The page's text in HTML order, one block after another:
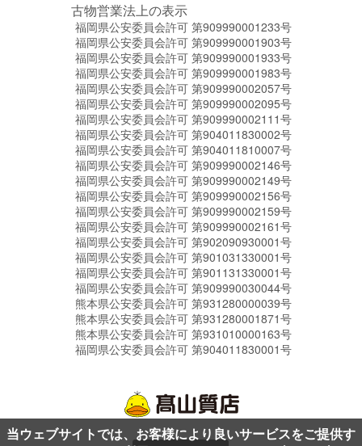
古物営業法上の表示
福岡県公安委員会許可 第909990001233号
福岡県公安委員会許可 第909990001903号
福岡県公安委員会許可 第909990001933号
福岡県公安委員会許可 第909990001983号
福岡県公安委員会許可 第909990002057号
福岡県公安委員会許可 第909990002095号
福岡県公安委員会許可 第909990002111号
福岡県公安委員会許可 第904011830002号
福岡県公安委員会許可 第904011810007号
福岡県公安委員会許可 第909990002146号
福岡県公安委員会許可 第909990002149号
福岡県公安委員会許可 第909990002156号
福岡県公安委員会許可 第909990002159号
福岡県公安委員会許可 第909990002161号
福岡県公安委員会許可 第902090930001号
福岡県公安委員会許可 第901031330001号
福岡県公安委員会許可 第901131330001号
福岡県公安委員会許可 第909990030044号
熊本県公安委員会許可 第931280000039号
熊本県公安委員会許可 第931280001871号
熊本県公安委員会許可 第931010000163号
福岡県公安委員会許可 第904011830001号
当ウェブサイトでは、お客様により良いサービスをご提供す